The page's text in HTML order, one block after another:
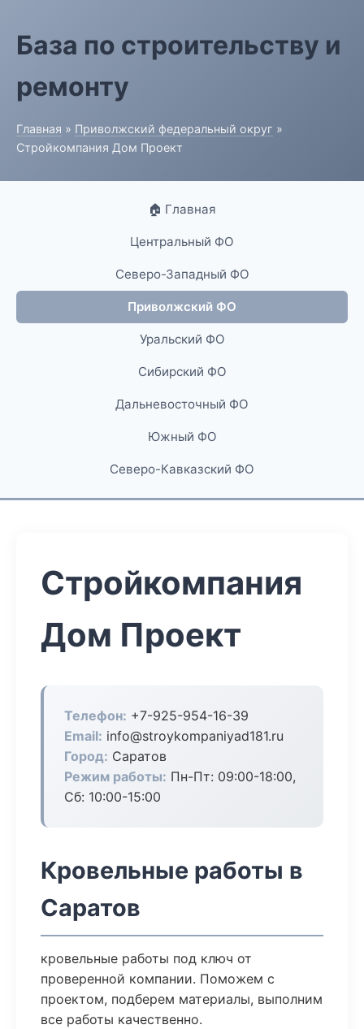
База по строительству и
ремонту
Главная » Приволжский федеральный округ »
Стройкомпания Дом Проект
🏠 Главная
Центральный ФО
Северо-Западный ФО
Приволжский ФО
Уральский ФО
Сибирский ФО
Дальневосточный ФО
Южный ФО
Северо-Кавказский ФО
Стройкомпания
Дом Проект
Телефон: +7-925-954-16-39
Email: info@stroykompaniyad181.ru
Город: Саратов
Режим работы: Пн-Пт: 09:00-18:00,
Сб: 10:00-15:00
Кровельные работы в
Саратов
кровельные работы под ключ от
проверенной компании. Поможем с
проектом, подберем материалы, выполним
все работы качественно.